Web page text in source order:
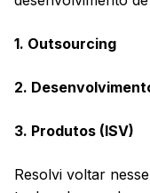
1. Outsourcing
2.
3. Produtos (ISV)
Resolvi voltar